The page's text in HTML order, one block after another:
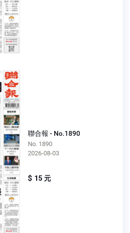
聯合報 - No.1890
No. 1890
2026-08-03
$ 15 元